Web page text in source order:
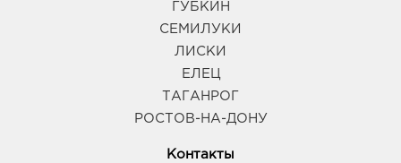
ГУБКИН
СЕМИЛУКИ
ЛИСКИ
ЕЛЕЦ
ТАГАНРОГ
РОСТОВ-НА-ДОНУ
Контакты